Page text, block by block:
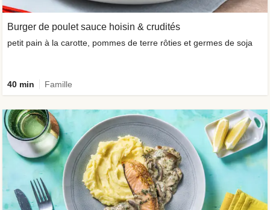
Burger de poulet sauce hoisin & crudités
petit pain à la carotte, pommes de terre rôties et germes de soja
40 min Famille